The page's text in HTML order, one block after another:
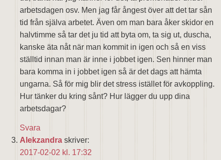
arbetsdagen osv. Men jag får ångest över att det tar sån
tid från själva arbetet. Även om man bara åker skidor en
halvtimme så tar det ju tid att byta om, ta sig ut, duscha,
kanske äta nåt när man kommit in igen och så en viss
ställtid innan man är inne i jobbet igen. Sen hinner man
bara komma in i jobbet igen så är det dags att hämta
ungarna. Så för mig blir det stress istället för avkoppling.
Hur tänker du kring sånt? Hur lägger du upp dina
arbetsdagar?
Svara
Alekzandra skriver:
2017-02-02 kl. 17:32